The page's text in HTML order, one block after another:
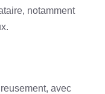
notamment
avec